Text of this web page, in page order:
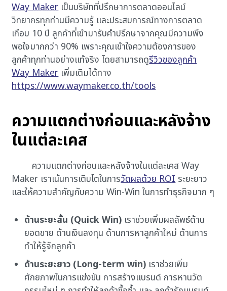
Way Makerเป็นบริษัทที่ปรึกษาการตลาดออนไลน์
วิทยากรทุกท่านมีความรู้ และประสบการณ์ทางการตลาด
เกือบ 10 ปี ลูกค้าที่เข้ามารับคำปรึกษาจากคุณมีความพึง
พอใจมากกว่า 90% เพราะคุณเข้าใจความต้องการของ
ลูกค้าทุกท่านอย่างแท้จริง โดยสามารถดูรีวิวของลูกค้า
Way Makerเพิ่มเติมได้ทาง
https://www.waymaker.co.th/tools
ความแตกต่างก่อนและหลังจ้าง
ในแต่ละเคส
ความแตกต่างก่อนและหลังจ้างในแต่ละเคส Way
Maker เราเน้นการเติบโตในการวัดผลด้วย ROIระยะยาว
และให้ความสำคัญกับความ Win-Win ในการทำธุรกิจมาก ๆ
ด้านระยะสั้น (Quick Win) เราช่วยเพิ่มผลลัพธ์ด้าน
ยอดขาย ด้านเงินลงทุน ด้านการหาลูกค้าใหม่ ด้านการ
ทำให้รู้จักลูกค้า
ด้านระยะยาว (Long-term win) เราช่วยเพิ่ม
ศักยภาพในการแข่งขัน การสร้างแบรนด์ การหานวัต